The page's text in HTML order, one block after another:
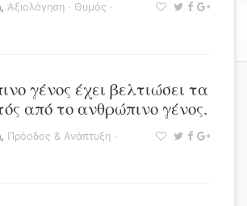
, Αξιολόγηση · Θυμός ·
γένος έχει βελτιώσει τα
από το ανθρώπινο γένος.
, Πρόοδος & Ανάπτυξη ·